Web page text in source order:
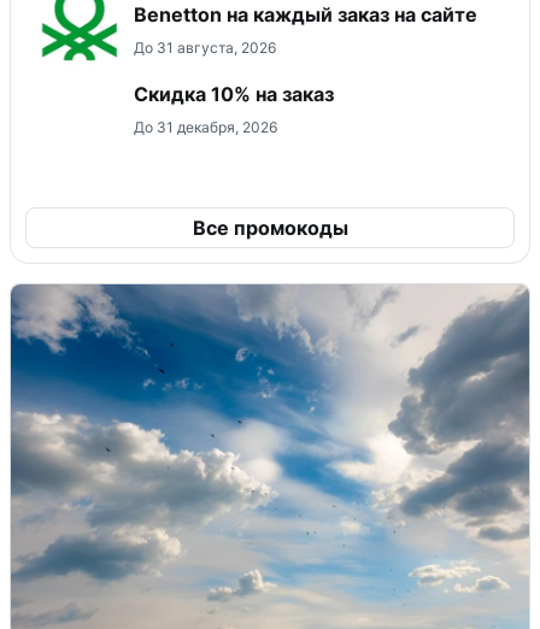
Benetton на каждый заказ на сайте
До 31 августа, 2026
Скидка 10% на заказ
До 31 декабря, 2026
Все промокоды